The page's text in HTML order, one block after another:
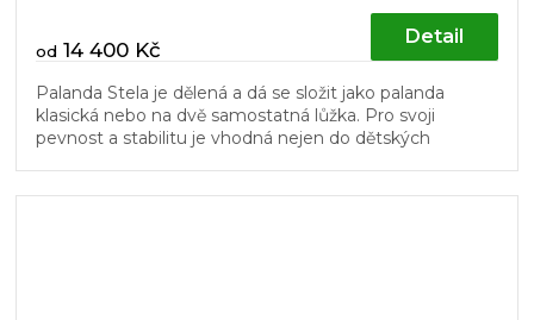
od 14 400 Kč
Detail
Palanda Stela je dělená a dá se složit jako palanda
klasická nebo na dvě samostatná lůžka. Pro svoji
pevnost a stabilitu je vhodná nejen do dětských